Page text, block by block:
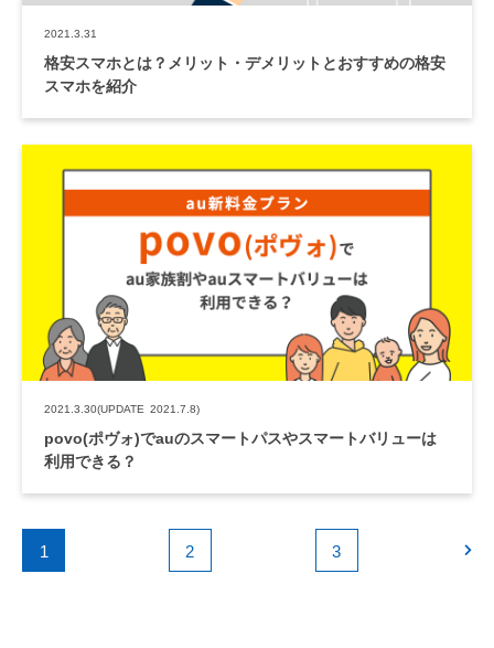
2021.3.31
格安スマホとは？メリット・デメリットとおすすめの格安
スマホを紹介
2021.3.30(UPDATE 2021.7.8)
povo(ポヴォ)でauのスマートパスやスマートバリューは
利用できる？
1 2 3